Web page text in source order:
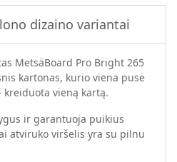
dizaino variantai
MetsäBoard Pro Bright 265
kartonas, kurio viena pusė
vieną kartą.
ir garantuoja puikius
atviruko viršelis yra su pilnu